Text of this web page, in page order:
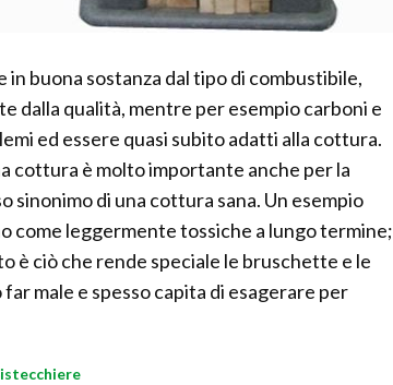
buona sostanza dal tipo di combustibile,
dalla qualità, mentre per esempio carboni e
ed essere quasi subito adatti alla cottura.
cottura è molto importante anche per la
sinonimo di una cottura sana. Un esempio
come leggermente tossiche a lungo termine;
ciò che rende speciale le bruschette e le
male e spesso capita di esagerare per